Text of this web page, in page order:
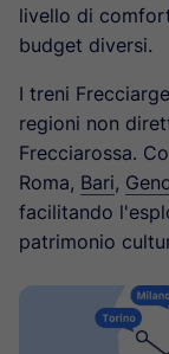
livello di
budget diversi.
I treni
regioni non
Frecciarossa.
Roma, Bari,
facilitando
patrimonio